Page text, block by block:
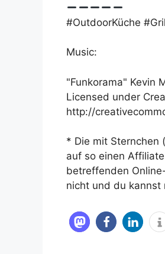
#OutdoorKüche
Music:
"Funkorama" Kevin
Licensed under
http://
* Die mit Sternchen
auf so einen
betreffenden
nicht und du kannst